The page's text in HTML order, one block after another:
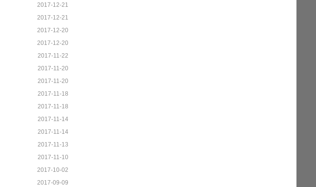
2017-12-21
2017-12-21
2017-12-20
2017-12-20
2017-11-22
2017-11-20
2017-11-20
2017-11-18
2017-11-18
2017-11-14
2017-11-14
2017-11-13
2017-11-10
2017-10-02
2017-09-09